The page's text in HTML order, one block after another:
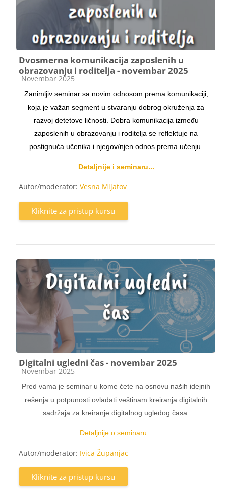
Dvosmerna komunikacija zaposlenih u
obrazovanju i roditelja - novembar 2025
Kategorija kursa
Novembar 2025
Zanimljiv seminar sa novim odnosom prema komunikaciji,
koja je važan segment u stvaranju dobrog okruženja za
razvoj detetove ličnosti. Dobra komunikacija između
zaposlenih u obrazovanju i roditelja se reflektuje na
postignuća učenika i njegov/njen odnos prema učenju.
Detaljnije i seminaru...
Autor/moderator: Vesna Mijatov
Kliknite za pristup kursu
Digitalni ugledni čas - novembar 2025
Kategorija kursa
Novembar 2025
Pred vama je seminar u kome ćete na osnovu naših idejnih
rešenja u potpunosti ovladati veštinam kreiranja digitalnih
sadržaja za kreiranje digitalnog ugledog časa.
Detaljnije o seminaru...
Autor/moderator: Ivica Županjac
Kliknite za pristup kursu